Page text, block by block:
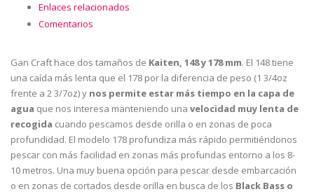
Enlaces relacionados
Comentarios
Gan Craft hace dos tamaños de Kaiten, 148 y 178 mm. El 148 tiene
una caída más lenta que el 178 por la diferencia de peso (1 3/4oz
frente a 2 3/7oz) y nos permite estar más tiempo en la capa de
agua que nos interesa manteniendo una velocidad muy lenta de
recogida cuando pescamos desde orilla o en zonas de poca
profundidad. El modelo 178 profundiza más rápido permitiéndonos
pescar con más facilidad en zonas más profundas entorno a los 8-
10 metros. Una muy buena opción para pescar desde embarcación
o en zonas de cortados desde orilla en busca de los Black Bass o